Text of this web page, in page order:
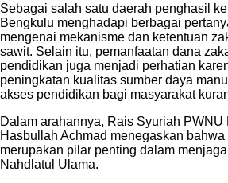
Sebagai salah satu daerah penghasil
Bengkulu menghadapi berbagai
mengenai mekanisme dan ketentuan
sawit. Selain itu, pemanfaatan dana
pendidikan juga menjadi perhatian
peningkatan kualitas sumber daya
akses pendidikan bagi masyarakat
Dalam arahannya, Rais Syuriah PWNU
Hasbullah Achmad menegaskan bahwa
merupakan pilar penting dalam
Nahdlatul Ulama.